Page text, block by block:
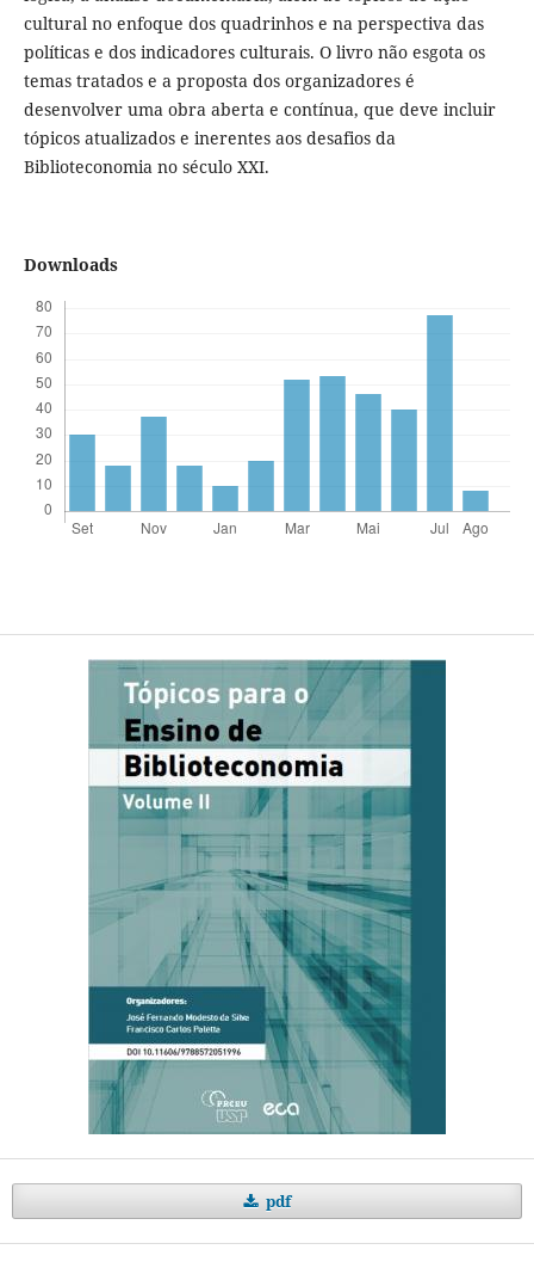
cultural no enfoque dos quadrinhos e na perspectiva das
políticas e dos indicadores culturais. O livro não esgota os
temas tratados e a proposta dos organizadores é
desenvolver uma obra aberta e contínua, que deve incluir
tópicos atualizados e inerentes aos desafios da
Biblioteconomia no século XXI.
Downloads
pdf